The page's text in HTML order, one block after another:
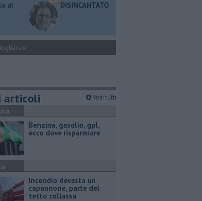
di
DISINCANTATO
articoli Vedi tutti
​Benzina, gasolio, gpl,
ecco dove risparmiare
Incendio devasta un
capannone, parte del
tetto collassa